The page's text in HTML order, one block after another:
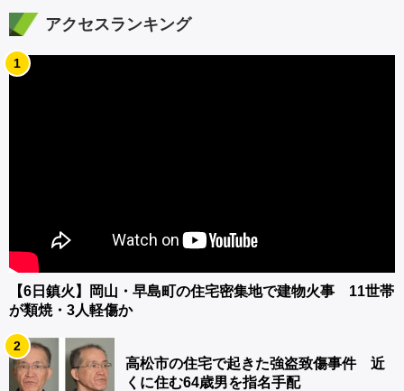
アクセスランキング
1
【6日鎮火】岡山・早島町の住宅密集地で建物火事 11世帯
が類焼・3人軽傷か
2
高松市の住宅で起きた強盗致傷事件 近
くに住む64歳男を指名手配